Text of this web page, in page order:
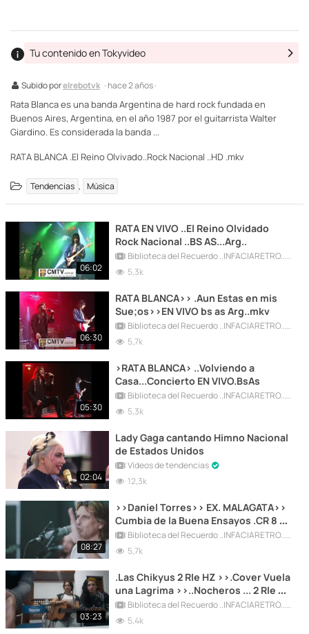
Subido porelrebotvk · hace 2 años ·
Tu contenido en Tokyvideo
Rata Blanca es una banda Argentina de hard rock fundada en
Buenos Aires, Argentina, en el año 1987 por el guitarrista Walter
Giardino. Es considerada la banda ...
RATA BLANCA .El Reino Olvivado..Rock Nacional ..HD .mkv
Tendencias , Música
06:02
RATA EN VIVO ..El Reino Olvidado
Rock Nacional ..BS AS...Arg..
Biblioteca del Recuerdo ..INFACIARETRO...80 90 REC
5,3k
06:30
RATA BLANCA>> .Aun Estas en mis
Sue;os>>EN VIVO bs as Arg..mkv
Biblioteca del Recuerdo ..INFACIARETRO...80 90 REC
5,7k
05:30
>RATA BLANCA> ..Volviendo a
Casa...Concierto EN VIVO.BsAs
Biblioteca del Recuerdo ..INFACIARETRO...80 90 REC
5,3k
02:04
Lady Gaga cantando Himno Nacional
de Estados Unidos
Vídeos de tendencias
12,3k
08:27
>>Daniel Torres>> EX. MALAGATA>>
Cumbia de la Buena Ensayos .CR 8 V
Zew .mkv
Biblioteca del Recuerdo ..INFACIARETRO...80 90 REC
5,7k
03:23
.Las Chikyus 2 Rle HZ >>.Cover Vuela
una Lagrima >>..Nocheros ... 2 Rle HZ
Oxp 485.mkv
Biblioteca del Recuerdo ..INFACIARETRO...80 90 REC
5,4k